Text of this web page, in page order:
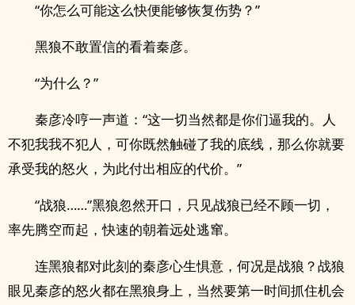
“你怎么可能这么快便能够恢复伤势？”
黑狼不敢置信的看着秦彦。
“为什么？”
秦彦冷哼一声道：“这一切当然都是你们逼我的。人
不犯我我不犯人，可你既然触碰了我的底线，那么你就要
承受我的怒火，为此付出相应的代价。”
“战狼……”黑狼忽然开口，只见战狼已经不顾一切，
率先腾空而起，快速的朝着远处逃窜。
连黑狼都对此刻的秦彦心生惧意，何况是战狼？战狼
眼见秦彦的怒火都在黑狼身上，当然要第一时间抓住机会